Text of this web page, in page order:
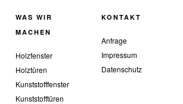
WAS WIR
MACHEN
Holzfenster
Holztüren
Kunststofffenster
Kunststofftüren
KONTAKT
Anfrage
Impressum
Datenschutz